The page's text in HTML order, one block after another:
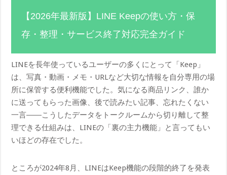
【2026年最新版】LINE Keepの使い方・保
存・整理・サービス終了対応完全ガイド
LINEを長年使っているユーザーの多くにとって「Keep」
は、写真・動画・メモ・URLなど大切な情報を自分専用の場
所に保管する便利機能でした。気になる商品リンク、誰か
に送ってもらった画像、後で読みたい記事、忘れたくない
一言――こうしたデータをトークルームから切り離して整
理できる仕組みは、LINEの「裏の主力機能」と言ってもい
いほどの存在でした。
ところが2024年8月、LINEはKeep機能の段階的終了を発表